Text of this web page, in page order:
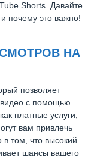
Shorts. Давайте
почему это важно!
НА
позволяет
видео с помощью
платные услуги,
вам привлечь
том, что высокий
шансы вашего